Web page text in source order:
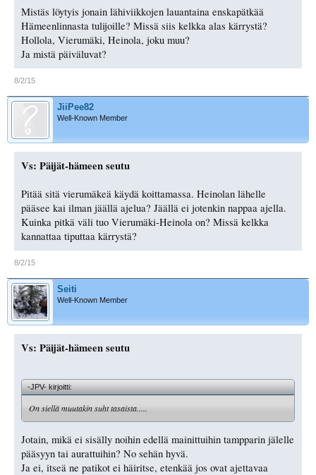
Mistäs löytyis jonain lähiviikkojen lauantaina enskapätkää
Hämeenlinnasta tulijoille? Missä siis kelkka alas kärrystä?
Hollola, Vierumäki, Heinola, joku muu?
Ja mistä päiväluvat?
8/2/15
JiiPee82
Well-Known Member
Vs: Päijät-hämeen seutu
Pitää sitä vierumäkeä käydä koittamassa. Heinolan lähelle
pääsee kai ilman jäällä ajelua? Jäällä ei jotenkin nappaa ajella.
Kuinka pitkä väli tuo Vierumäki-Heinola on? Missä kelkka
kannattaa tiputtaa kärrystä?
8/2/15
Seiti
Well-Known Member
Vs: Päijät-hämeen seutu
-JPV- kirjoitti:
On siellä muutakin suht tasaista.....
Jotain, mikä ei sisälly noihin edellä mainittuihin tampparin jälelle
pääsyyn tai aurattuihin? No sehän hyvä.
Ja ei, itseä ne patikot ei häiritse, etenkää jos ovat ajettavaa